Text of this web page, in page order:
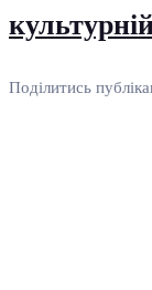
Поділитись